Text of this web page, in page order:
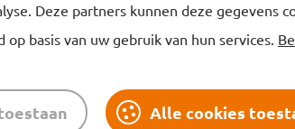
Deze partners kunnen deze
op basis van uw gebruik van hun services.
Alle cookies
Werken bij
Klachten of
Contact